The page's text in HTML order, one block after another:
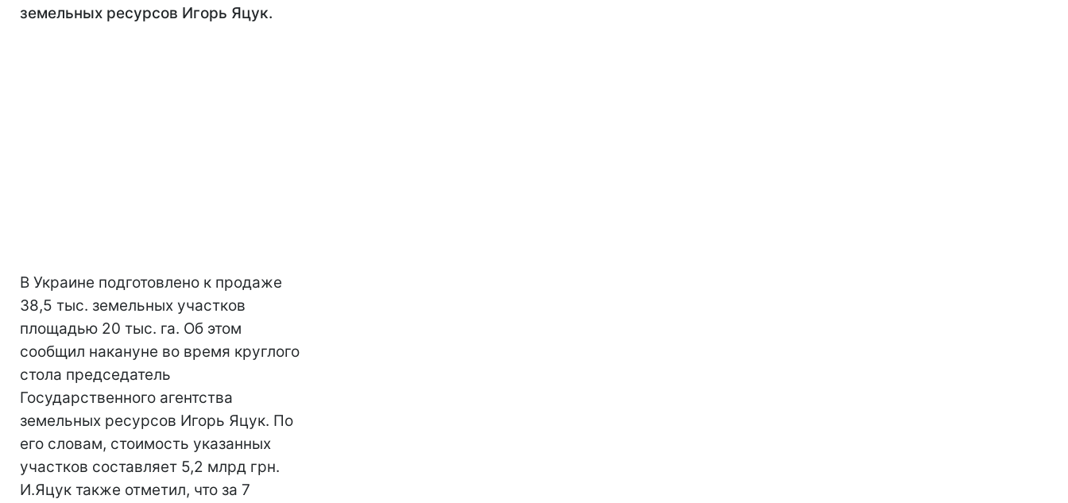
земельных ресурсов Игорь Яцук.
В Украине подготовлено к продаже
38,5 тыс. земельных участков
площадью 20 тыс. га. Об этом
сообщил накануне во время круглого
стола председатель
Государственного агентства
земельных ресурсов Игорь Яцук. По
его словам, стоимость указанных
участков составляет 5,2 млрд грн.
И.Яцук также отметил, что за 7